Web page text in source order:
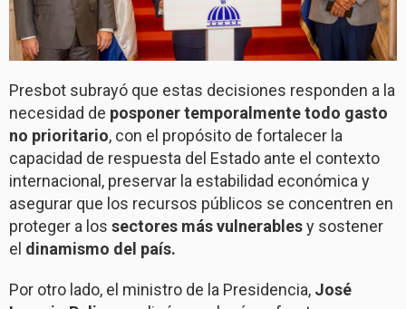
Presbot subrayó que estas decisiones responden a la
necesidad de posponer temporalmente todo gasto
no prioritario, con el propósito de fortalecer la
capacidad de respuesta del Estado ante el contexto
internacional, preservar la estabilidad económica y
asegurar que los recursos públicos se concentren en
proteger a los sectores más vulnerablesy sostener
el dinamismo del país.
Por otro lado, el ministro de la Presidencia, José